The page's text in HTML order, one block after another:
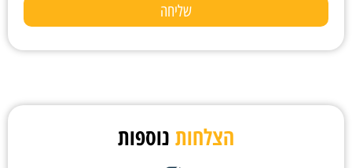
שליחה
הצלחות נוספות